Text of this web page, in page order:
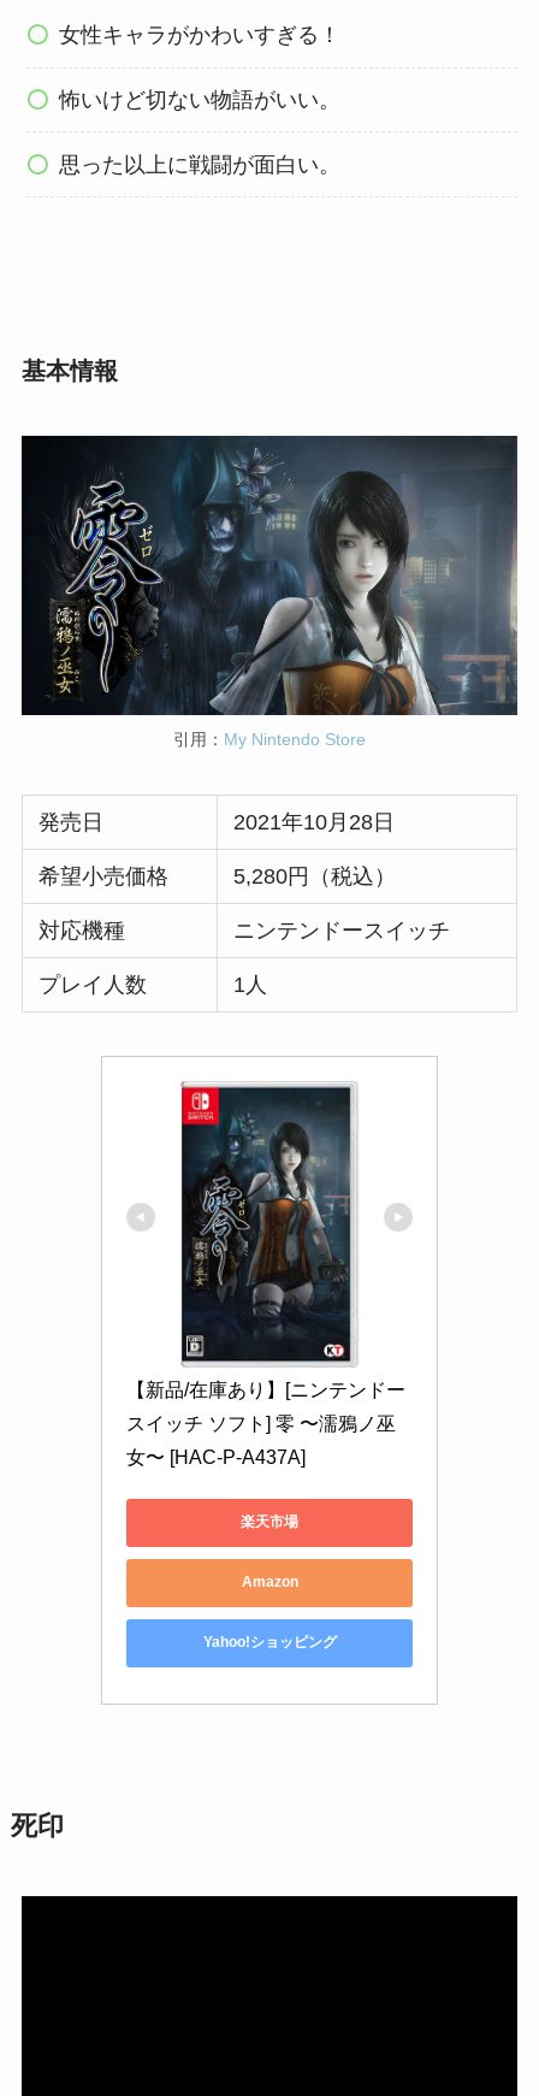
女性キャラがかわいすぎる！
怖いけど切ない物語がいい。
思った以上に戦闘が面白い。
基本情報
引用： My Nintendo Store
発売日 2021年10月28日
希望小売価格 5,280円（税込）
対応機種 ニンテンドースイッチ
プレイ人数 1人
【新品/在庫あり】[ニンテンドー
スイッチ ソフト] 零 〜濡鴉ノ巫
女〜 [HAC-P-A437A]
楽天市場
Amazon
Yahoo!ショッピング
死印